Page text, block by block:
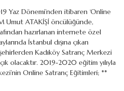
Yaz Dönemi’nden itibaren ‘Online
Umut ATAKİŞİ öncülüğünde,
hazırlanan internete özel
İstanbul dışına çıkan
Kadıköy Satranç Merkezi
olacaktır. 2019-2020 eğitim yılıyla
Online Satranç Eğitimleri; **